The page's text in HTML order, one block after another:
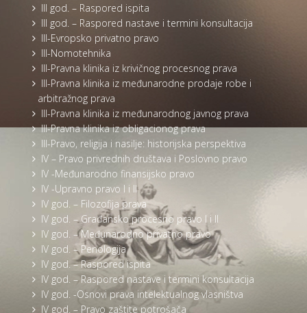
III god. – Raspored ispita
III god. – Raspored nastave i termini konsultacija
III-Evropsko privatno pravo
III-Nomotehnika
III-Pravna klinika iz krivičnog procesnog prava
III-Pravna klinika iz međunarodne prodaje robe i
arbitražnog prava
III-Pravna klinika iz međunarodnog javnog prava
III-Pravna klinika iz obligacionog prava
III-Pravo, religija i nasilje: historijska perspektiva
IV – Pravo privrednih društava i Poslovno pravo
IV -Međunarodno finansijsko pravo
IV -Upravno pravo I i II
IV god. – Filozofija prava
IV god. – Građansko procesno pravo I i II
IV god. – Međunarodno privatno pravo
IV god. – Penologija
IV god. – Raspored ispita
IV god. – Raspored nastave i termini konsultacija
IV god. -Osnovi prava intelektualnog vlasništva
IV god. – Pravo zaštite potrošača